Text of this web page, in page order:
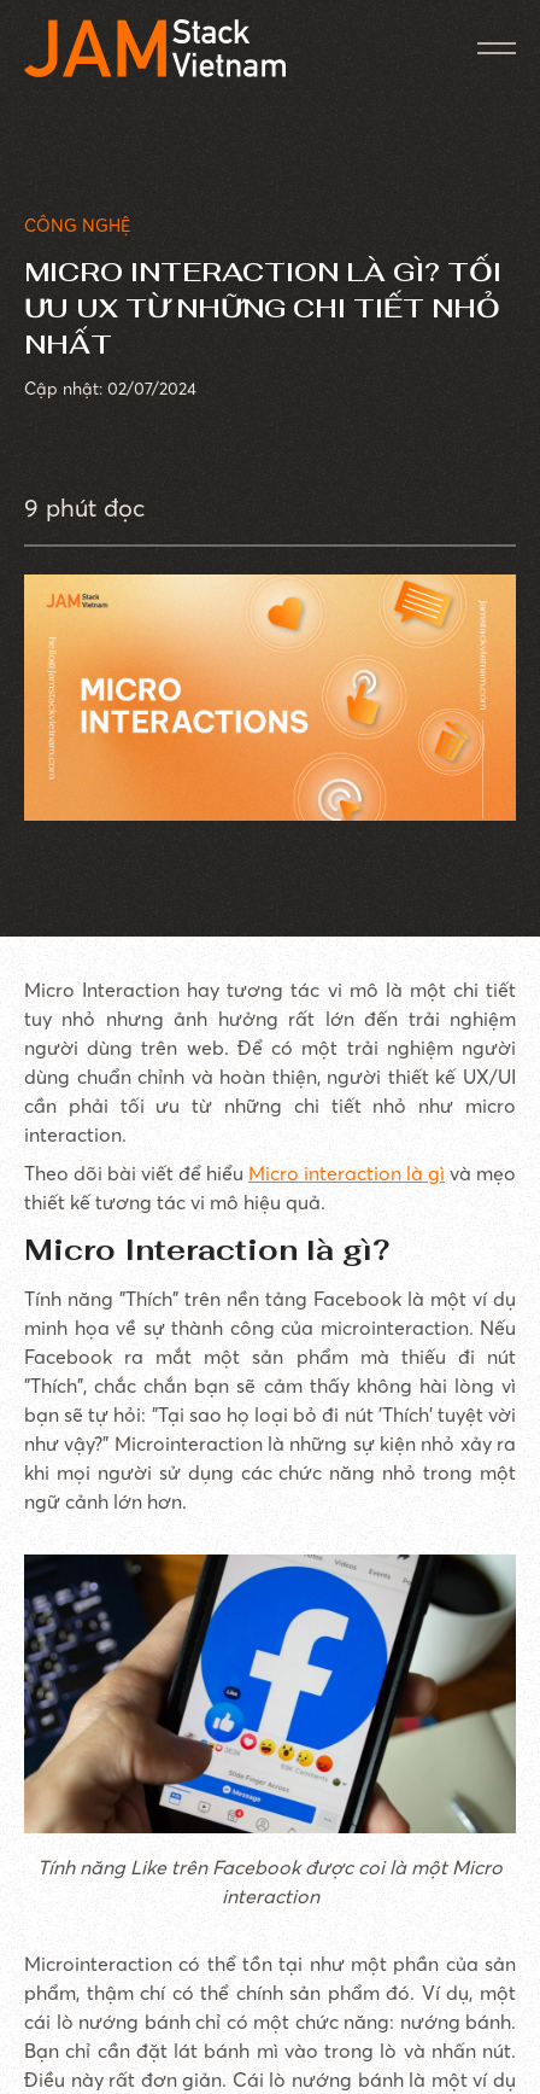
CÔNG NGHỆ
MICRO INTERACTION LÀ GÌ? TỐI
ƯU UX TỪ NHỮNG CHI TIẾT NHỎ
NHẤT
Cập nhật: 02/07/2024
9 phút đọc
Micro Interaction hay tương tác vi mô là một chi tiết
tuy nhỏ nhưng ảnh hưởng rất lớn đến trải nghiệm
người dùng trên web. Để có một trải nghiệm người
dùng chuẩn chỉnh và hoàn thiện, người thiết kế UX/UI
cần phải tối ưu từ những chi tiết nhỏ như micro
interaction.
Theo dõi bài viết để hiểu Micro interaction là gì và mẹo
thiết kế tương tác vi mô hiệu quả.
Micro Interaction là gì?
Tính năng "Thích" trên nền tảng Facebook là một ví dụ
minh họa về sự thành công của microinteraction. Nếu
Facebook ra mắt một sản phẩm mà thiếu đi nút
"Thích", chắc chắn bạn sẽ cảm thấy không hài lòng vì
bạn sẽ tự hỏi: "Tại sao họ loại bỏ đi nút 'Thích' tuyệt vời
như vậy?" Microinteraction là những sự kiện nhỏ xảy ra
khi mọi người sử dụng các chức năng nhỏ trong một
ngữ cảnh lớn hơn.
Tính năng Like trên Facebook được coi là một Micro
interaction
Microinteraction có thể tồn tại như một phần của sản
phẩm, thậm chí có thể chính sản phẩm đó. Ví dụ, một
cái lò nướng bánh chỉ có một chức năng: nướng bánh.
Bạn chỉ cần đặt lát bánh mì vào trong lò và nhấn nút.
Điều này rất đơn giản. Cái lò nướng bánh là một ví dụ